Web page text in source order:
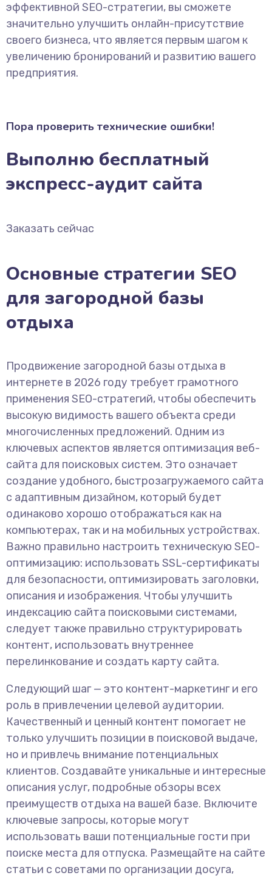
эффективной SEO-стратегии, вы сможете
значительно улучшить онлайн-присутствие
своего бизнеса, что является первым шагом к
увеличению бронирований и развитию вашего
предприятия.
Пора проверить технические ошибки!
Выполню бесплатный
экспресс-аудит сайта
Заказать сейчас
Основные стратегии SEO
для загородной базы
отдыха
Продвижение загородной базы отдыха в
интернете в 2026 году требует грамотного
применения SEO-стратегий, чтобы обеспечить
высокую видимость вашего объекта среди
многочисленных предложений. Одним из
ключевых аспектов является оптимизация веб-
сайта для поисковых систем. Это означает
создание удобного, быстрозагружаемого сайта
с адаптивным дизайном, который будет
одинаково хорошо отображаться как на
компьютерах, так и на мобильных устройствах.
Важно правильно настроить техническую SEO-
оптимизацию: использовать SSL-сертификаты
для безопасности, оптимизировать заголовки,
описания и изображения. Чтобы улучшить
индексацию сайта поисковыми системами,
следует также правильно структурировать
контент, использовать внутреннее
перелинкование и создать карту сайта.
Следующий шаг — это контент-маркетинг и его
роль в привлечении целевой аудитории.
Качественный и ценный контент помогает не
только улучшить позиции в поисковой выдаче,
но и привлечь внимание потенциальных
клиентов. Создавайте уникальные и интересные
описания услуг, подробные обзоры всех
преимуществ отдыха на вашей базе. Включите
ключевые запросы, которые могут
использовать ваши потенциальные гости при
поиске места для отпуска. Размещайте на сайте
статьи с советами по организации досуга,